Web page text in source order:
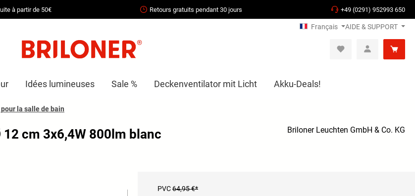
à partir de 50€ Retours gratuits pendant 30 jours +49 (0291) 952993 650
Français AIDE & SUPPORT
Idées lumineuses Sale % Deckenventilator mit Licht Akku-Deals!
la salle de bain
12 cm 3x6,4W 800lm blanc Briloner Leuchten GmbH & Co. KG
PVC64,95 €*